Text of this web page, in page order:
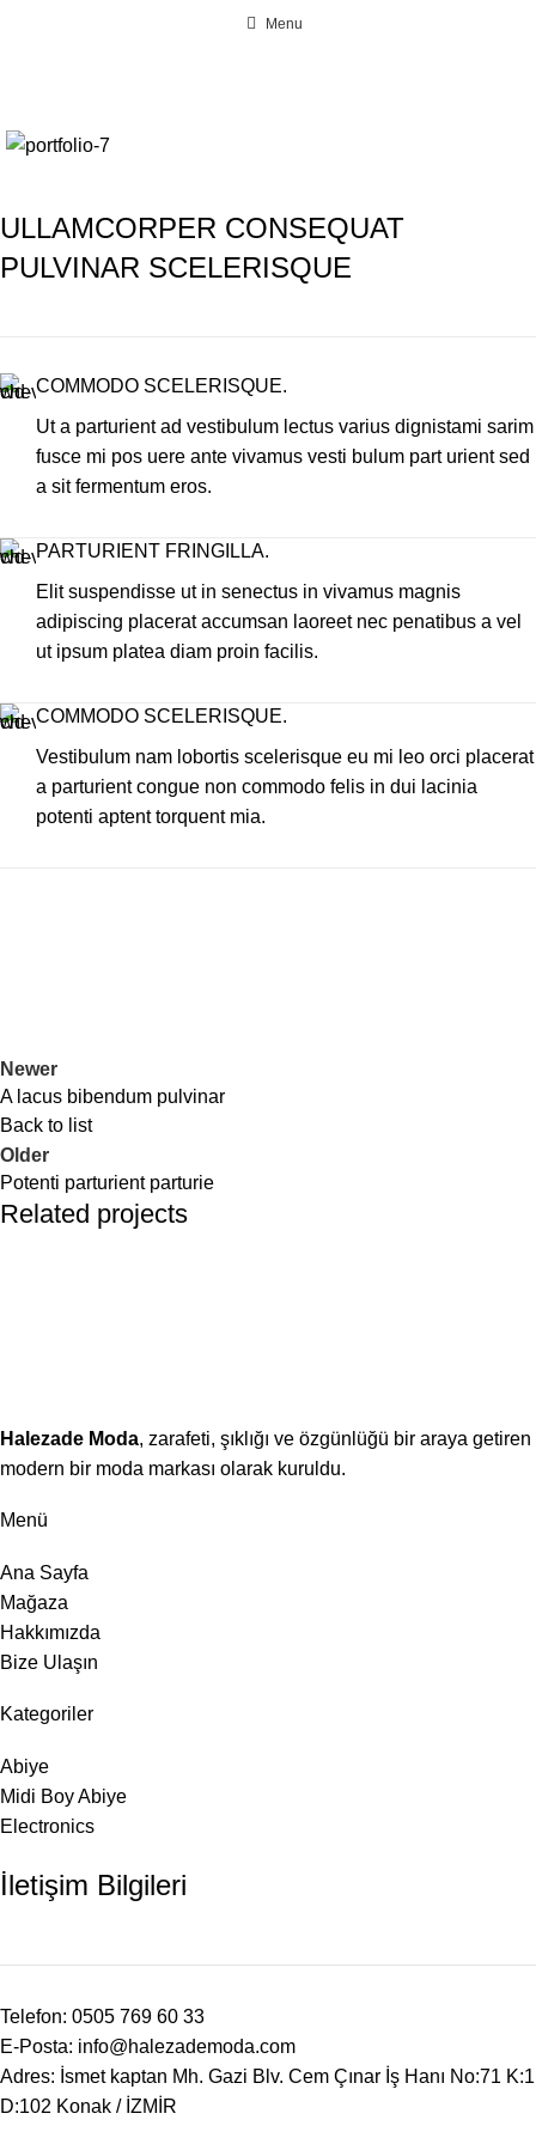
Menu
ULLAMCORPER CONSEQUAT
PULVINAR SCELERISQUE
COMMODO SCELERISQUE.
Ut a parturient ad vestibulum lectus varius dignistami sarim
fusce mi pos uere ante vivamus vesti bulum part urient sed
a sit fermentum eros.
PARTURIENT FRINGILLA.
Elit suspendisse ut in senectus in vivamus magnis
adipiscing placerat accumsan laoreet nec penatibus a vel
ut ipsum platea diam proin facilis.
COMMODO SCELERISQUE.
Vestibulum nam lobortis scelerisque eu mi leo orci placerat
a parturient congue non commodo felis in dui lacinia
potenti aptent torquent mia.
Newer
A lacus bibendum pulvinar
Back to list
Older
Potenti parturient parturie
Related projects
Halezade Moda, zarafeti, şıklığı ve özgünlüğü bir araya getiren
modern bir moda markası olarak kuruldu.
Menü
Ana Sayfa
Mağaza
Hakkımızda
Bize Ulaşın
Kategoriler
Abiye
Midi Boy Abiye
Electronics
İletişim Bilgileri
Telefon: 0505 769 60 33
E-Posta: info@halezademoda.com
Adres: İsmet kaptan Mh. Gazi Blv. Cem Çınar İş Hanı No:71 K:1
D:102 Konak / İZMİR